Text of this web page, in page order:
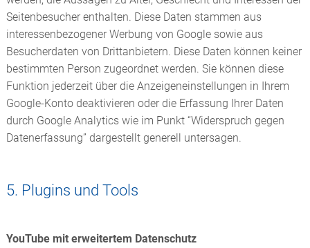
Seitenbesucher enthalten. Diese Daten stammen aus
interessenbezogener Werbung von Google sowie aus
Besucherdaten von Drittanbietern. Diese Daten können keiner
bestimmten Person zugeordnet werden. Sie können diese
Funktion jederzeit über die Anzeigeneinstellungen in Ihrem
Google-Konto deaktivieren oder die Erfassung Ihrer Daten
durch Google Analytics wie im Punkt “Widerspruch gegen
Datenerfassung” dargestellt generell untersagen.
5. Plugins und Tools
YouTube mit erweitertem Datenschutz